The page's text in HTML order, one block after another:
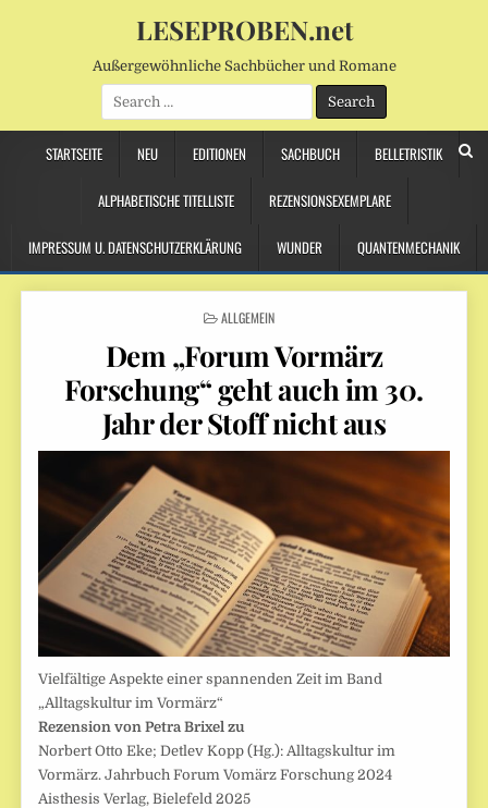
LESEPROBEN.net
Außergewöhnliche Sachbücher und Romane
Search
for:
STARTSEITE NEU EDITIONEN SACHBUCH BELLETRISTIK
ALPHABETISCHE TITELLISTE REZENSIONSEXEMPLARE
IMPRESSUM U. DATENSCHUTZERKLÄRUNG WUNDER QUANTENMECHANIK
POSTED
ALLGEMEIN
Dem „Forum Vormärz
Forschung“ geht auch im 30.
Jahr der Stoff nicht aus
Vielfältige Aspekte einer spannenden Zeit im Band
„Alltagskultur im Vormärz“
Rezension von Petra Brixel zu
Norbert Otto Eke; Detlev Kopp (Hg.): Alltagskultur im
Vormärz. Jahrbuch Forum Vomärz Forschung 2024
Aisthesis Verlag, Bielefeld 2025